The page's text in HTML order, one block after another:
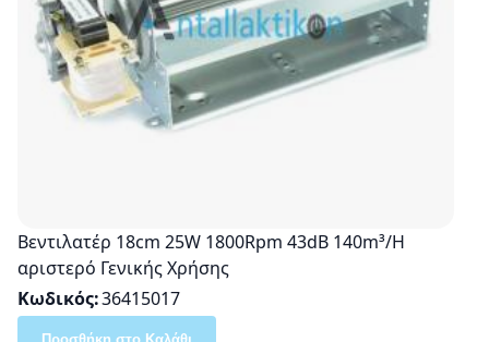
Βεντιλατέρ 18cm 25W 1800Rpm 43dB 140m³/H
αριστερό Γενικής Χρήσης
Κωδικός 36415017
Προσθήκη στο Καλάθι